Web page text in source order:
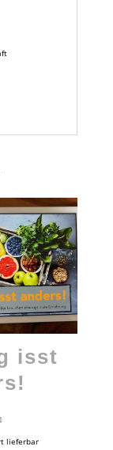
isst
lieferbar